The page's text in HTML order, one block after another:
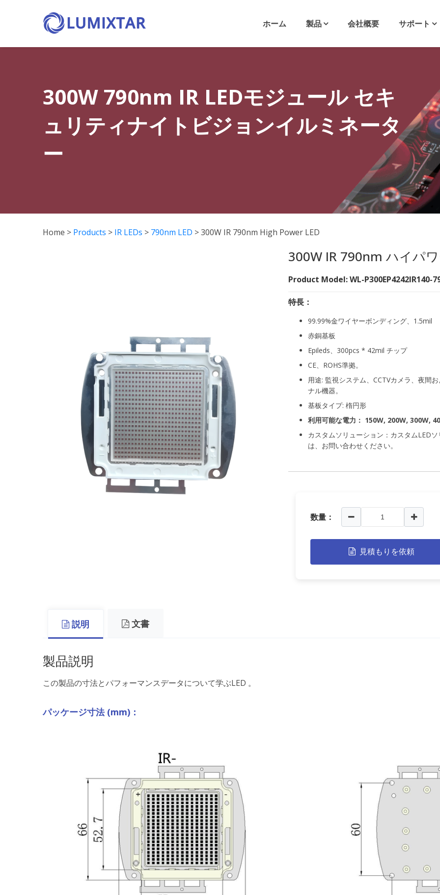
ホーム 製品 会社概要 サポート
300W 790nm IR LEDモジュール セキ
ュリティナイトビジョンイルミネータ
ー
Home > Products > IR LEDs > 790nm LED >300W IR 790nm High Power LED
300W IR 790nm ハイパワ
Product Model: WL-P300EP4242IR140-
特長：
99.99%金ワイヤーボンディング、1.5mil
赤銅基板
Epileds、300pcs * 42mil チップ
CE、ROHS準拠。
用途: 監視システム、CCTVカメラ、夜間
ナル機器。
基板タイプ: 楕円形
利用可能な電力： 150W, 200W, 300W,
カスタムソリューション：カスタムLED
は、お問い合わせください。
数量：
見積もりを依頼
説明 文書
製品説明
この製品の寸法とパフォーマンスデータについて学ぶLED 。
パッケージ寸法 (mm)：